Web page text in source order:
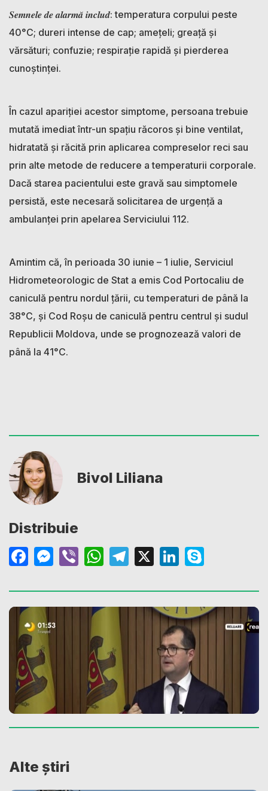
𝑺𝒆𝒎𝒏𝒆𝒍𝒆 𝒅𝒆 𝒂𝒍𝒂𝒓𝒎𝒂̆ 𝒊𝒏𝒄𝒍𝒖𝒅: temperatura corpului peste
40°C; dureri intense de cap; amețeli; greață și
vărsături; confuzie; respirație rapidă și pierderea
cunoștinței.
În cazul apariției acestor simptome, persoana trebuie
mutată imediat într-un spațiu răcoros și bine ventilat,
hidratată și răcită prin aplicarea compreselor reci sau
prin alte metode de reducere a temperaturii corporale.
Dacă starea pacientului este gravă sau simptomele
persistă, este necesară solicitarea de urgență a
ambulanței prin apelarea Serviciului 112.
Amintim că, în perioada 30 iunie – 1 iulie, Serviciul
Hidrometeorologic de Stat a emis Cod Portocaliu de
caniculă pentru nordul țării, cu temperaturi de până la
38°C, și Cod Roșu de caniculă pentru centrul și sudul
Republicii Moldova, unde se prognozează valori de
până la 41°C.
Bivol Liliana
Distribuie
Facebook
Messenger
ViberWhatsApp
Telegram
X LinkedIn
Alte știri